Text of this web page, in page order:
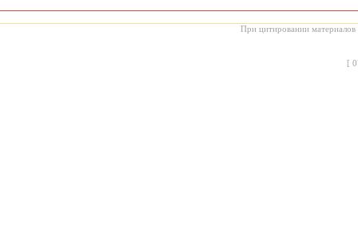
При цитировании материалов
[